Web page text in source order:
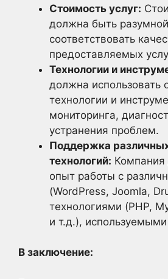
Стоимость услуг:
должна быть
соответствовать
предоставляемых
Технологии и
должна использовать
технологии и
мониторинга,
устранения проблем.
Поддержка
технологий:
опыт работы с
(WordPress, Joomla,
технологиями (PHP,
и т.д.),
В заключение: